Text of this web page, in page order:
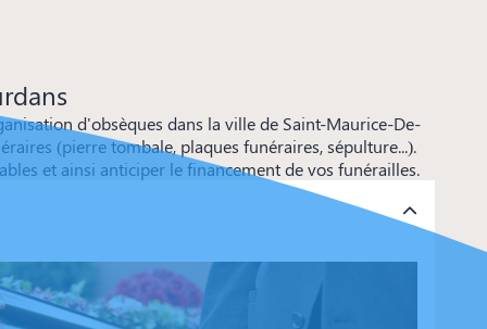
d'obsèques dans la ville de Saint-Maurice-De-
(pierre tombale, plaques funéraires, sépulture...).
et ainsi anticiper le financement de vos funérailles.